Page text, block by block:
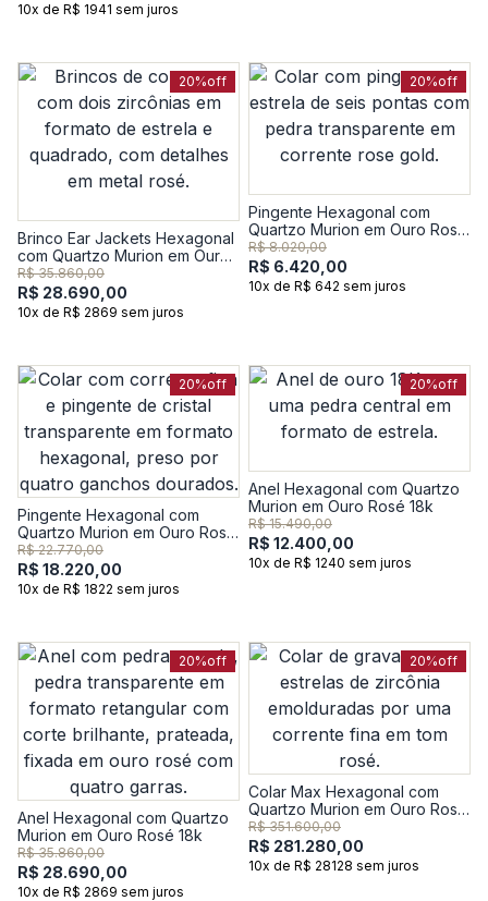
10x de R$ 1941 sem juros
20%off
Brinco Ear Jackets Hexagonal
com Quartzo Murion em Ouro
Rosé 18k
R$ 35.860,00
R$ 28.690,00
10x de R$ 2869 sem juros
20%off
Pingente Hexagonal com
Quartzo Murion em Ouro Rosé
18k
R$ 8.020,00
R$ 6.420,00
10x de R$ 642 sem juros
20%off
Pingente Hexagonal com
Quartzo Murion em Ouro Rosé
18k
R$ 22.770,00
R$ 18.220,00
10x de R$ 1822 sem juros
20%off
Anel Hexagonal com Quartzo
Murion em Ouro Rosé 18k
R$ 15.490,00
R$ 12.400,00
10x de R$ 1240 sem juros
20%off
Anel Hexagonal com Quartzo
Murion em Ouro Rosé 18k
R$ 35.860,00
R$ 28.690,00
10x de R$ 2869 sem juros
20%off
Colar Max Hexagonal com
Quartzo Murion em Ouro Rosé
18k
R$ 351.600,00
R$ 281.280,00
10x de R$ 28128 sem juros